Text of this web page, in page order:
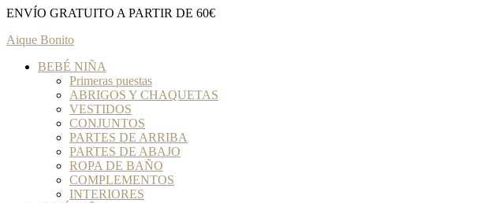
ENVÍO GRATUITO A PARTIR DE 60€
Aique Bonito
BEBÉ NIÑA
Primeras puestas
ABRIGOS Y CHAQUETAS
VESTIDOS
CONJUNTOS
PARTES DE ARRIBA
PARTES DE ABAJO
ROPA DE BAÑO
COMPLEMENTOS
INTERIORES